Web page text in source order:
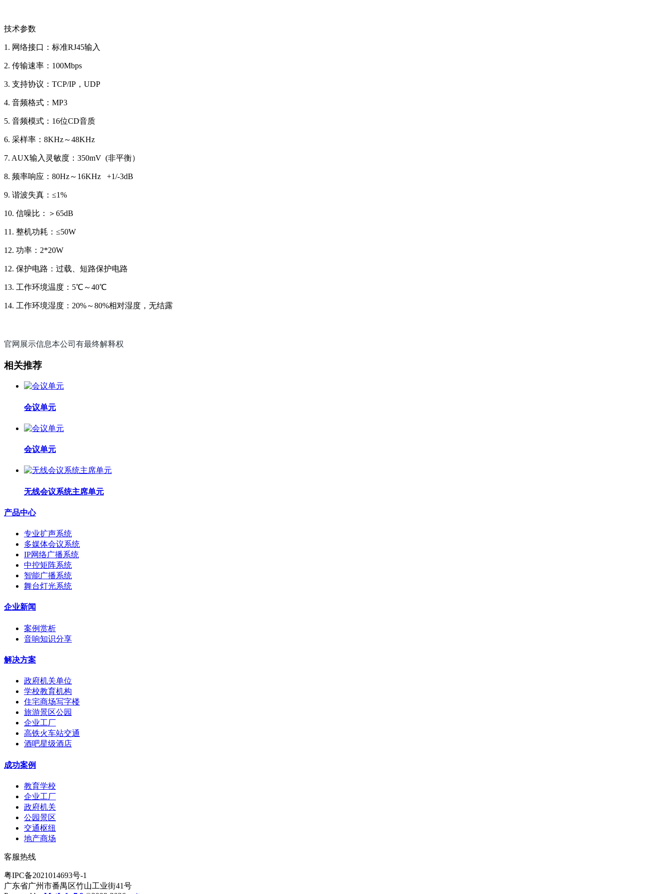
技术参数
1. 网络接口：标准RJ45输入
2. 传输速率：100Mbps
3. 支持协议：TCP/IP，UDP
4. 音频格式：MP3
5. 音频模式：16位CD音质
6. 采样率：8KHz～48KHz
7. AUX输入灵敏度：350mV (非平衡）
8. 频率响应：80Hz～16KHz +1/-3dB
9. 谐波失真：≤1%
10. 信噪比：＞65dB
11. 整机功耗：≤50W
12. 功率：2*20W
12. 保护电路：过载、短路保护电路
13. 工作环境温度：5℃～40℃
14. 工作环境湿度：20%～80%相对湿度，无结露
官网展示信息本公司有最终解释权
相关推荐
会议单元
会议单元
无线会议系统主席单元
产品中心
专业扩声系统
多媒体会议系统
IP网络广播系统
中控矩阵系统
智能广播系统
舞台灯光系统
企业新闻
案例赏析
音响知识分享
解决方案
政府机关单位
学校教育机构
住宅商场写字楼
旅游景区公园
企业工厂
高铁火车站交通
酒吧星级酒店
成功案例
教育学校
企业工厂
政府机关
公园景区
交通枢纽
地产商场
客服热线
粤IPC备2021014693号-1
广东省广州市番禺区竹山工业街41号